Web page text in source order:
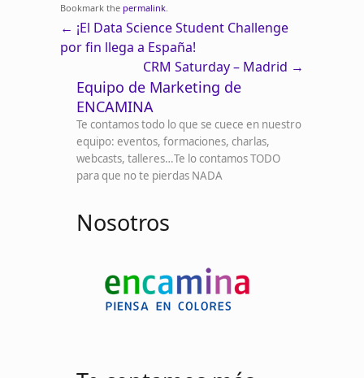
Bookmark the permalink
← ¡El Data Science Student Challenge
por fin llega a España!
CRM Saturday – Madrid →
Equipo de Marketing de
ENCAMINA
Te contamos todo lo que se cuece en nuestro
equipo: eventos, formaciones, charlas,
webcasts, talleres…Te lo contamos TODO
para que no te pierdas NADA
Nosotros